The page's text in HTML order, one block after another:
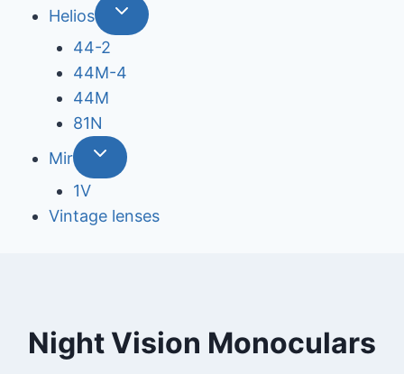
Helios
44-2
44М-4
44М
81N
Mir
1V
Vintage lenses
Night Vision Monoculars